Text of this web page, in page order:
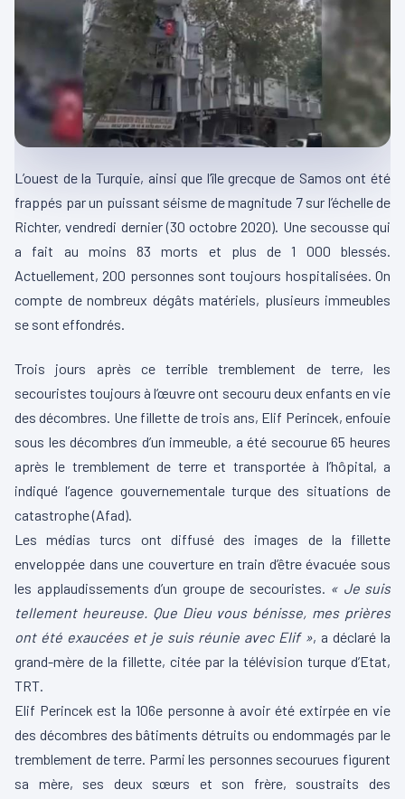
L’ouest de la Turquie, ainsi que l’île grecque de Samos ont été
frappés par un puissant séisme de magnitude 7 sur l’échelle de
Richter, vendredi dernier (30 octobre 2020). Une secousse qui
a fait au moins 83 morts et plus de 1 000 blessés.
Actuellement, 200 personnes sont toujours hospitalisées. On
compte de nombreux dégâts matériels, plusieurs immeubles
se sont effondrés.
Trois jours après ce terrible tremblement de terre, les
secouristes toujours à l’œuvre ont secouru deux enfants en vie
des décombres. Une fillette de trois ans, Elif Perincek, enfouie
sous les décombres d’un immeuble, a été secourue 65 heures
après le tremblement de terre et transportée à l’hôpital, a
indiqué l’agence gouvernementale turque des situations de
catastrophe (Afad).
Les médias turcs ont diffusé des images de la fillette
enveloppée dans une couverture en train d’être évacuée sous
les applaudissements d’un groupe de secouristes.
« Je suis
tellement heureuse. Que Dieu vous bénisse, mes prières
ont été exaucées et je suis réunie avec Elif », a déclaré la
grand-mère de la fillette, citée par la télévision turque d’Etat,
TRT.
Elif Perincek est la 106e personne à avoir été extirpée en vie
des décombres des bâtiments détruits ou endommagés par le
tremblement de terre. Parmi les personnes secourues figurent
sa mère, ses deux sœurs et son frère, soustraits des